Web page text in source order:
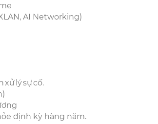
AI Networking)
lý sự cố.
định kỳ hàng năm.